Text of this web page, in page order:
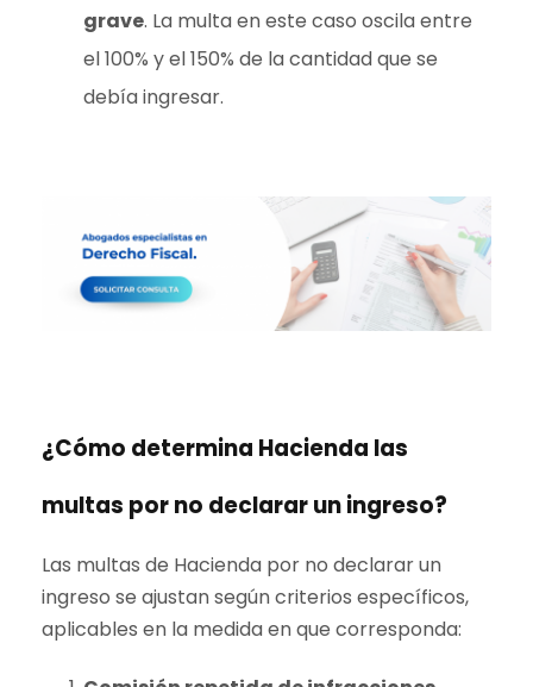
grave. La multa en este caso oscila entre
el 100% y el 150% de la cantidad que se
debía ingresar.
¿Cómo determina Hacienda las
multas por no declarar un ingreso?
Las multas de Hacienda por no declarar un
ingreso se ajustan según criterios específicos,
aplicables en la medida en que corresponda: